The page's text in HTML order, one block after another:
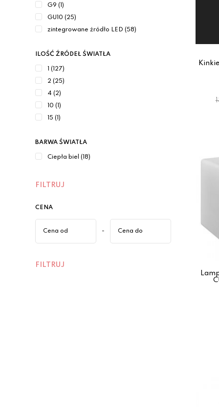
G9 (1)
GU10 (25)
zintegrowane źródło LED (58)
ILOŚĆ ŹRÓDEŁ ŚWIATŁA
1 (127)
2 (25)
4 (2)
10 (1)
15 (1)
BARWA ŚWIATŁA
Ciepła biel (18)
FILTRUJ
CENA
-
FILTRUJ